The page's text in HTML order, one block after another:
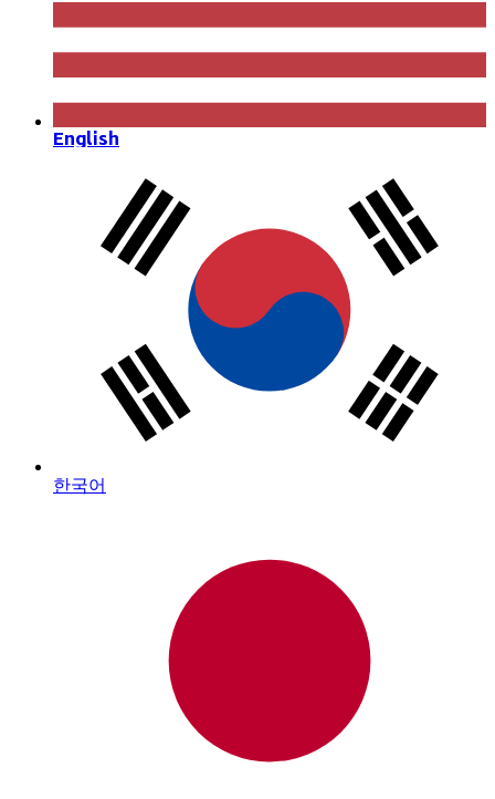
English
한국어